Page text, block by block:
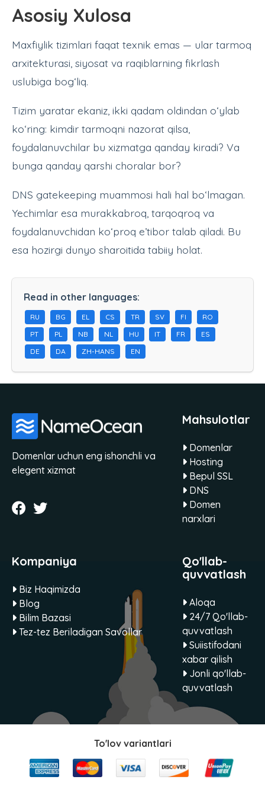
Asosiy Xulosa
Maxfiylik tizimlari faqat texnik emas — ular tarmoq
arxitekturasi, siyosat va raqiblarning fikrlash
uslubiga bog‘liq.
Tizim yaratar ekaniz, ikki qadam oldindan o‘ylab
ko‘ring: kimdir tarmoqni nazorat qilsa,
foydalanuvchilar bu xizmatga qanday kiradi? Va
bunga qanday qarshi choralar bor?
DNS gatekeeping muammosi hali hal bo‘lmagan.
Yechimlar esa murakkabroq, tarqoqroq va
foydalanuvchidan ko‘proq e’tibor talab qiladi. Bu
esa hozirgi dunyo sharoitida tabiiy holat.
Read in other languages:
RU BG EL CS TR SV FI
RO
PT
PL NB NL HU IT FR
ES
DE
DA ZH-HANS EN
Domenlar uchun eng ishonchli va
elegent xizmat
Mahsulotlar
Domenlar
Hosting
Bepul SSL
DNS
Domen
narxlari
Kompaniya
Biz Haqimizda
Blog
Bilim Bazasi
Tez-tez Beriladigan Savollar
Qo'llab-
quvvatlash
Aloqa
24/7 Qo'llab-
quvvatlash
Suiistifodani
xabar qilish
Jonli qo'llab-
quvvatlash
To'lov variantlari